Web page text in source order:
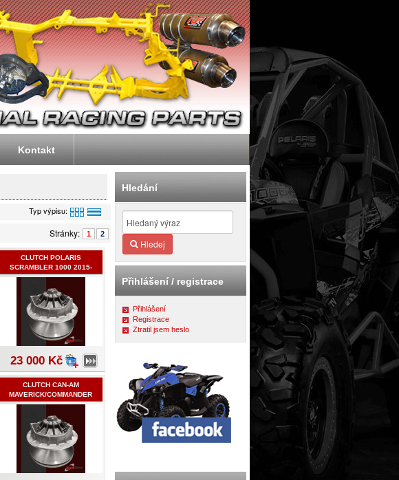
Typ výpisu:
Stránky: 1 2
CLUTCH POLARIS
SCRAMBLER 1000 2015-
2017
23 000 Kč
CLUTCH CAN-AM
MAVERICK/COMMANDER
1000
Hledání
Hledej
Přihlášení / registrace
Přihlášení
Registrace
Ztratil jsem heslo
Kontakt